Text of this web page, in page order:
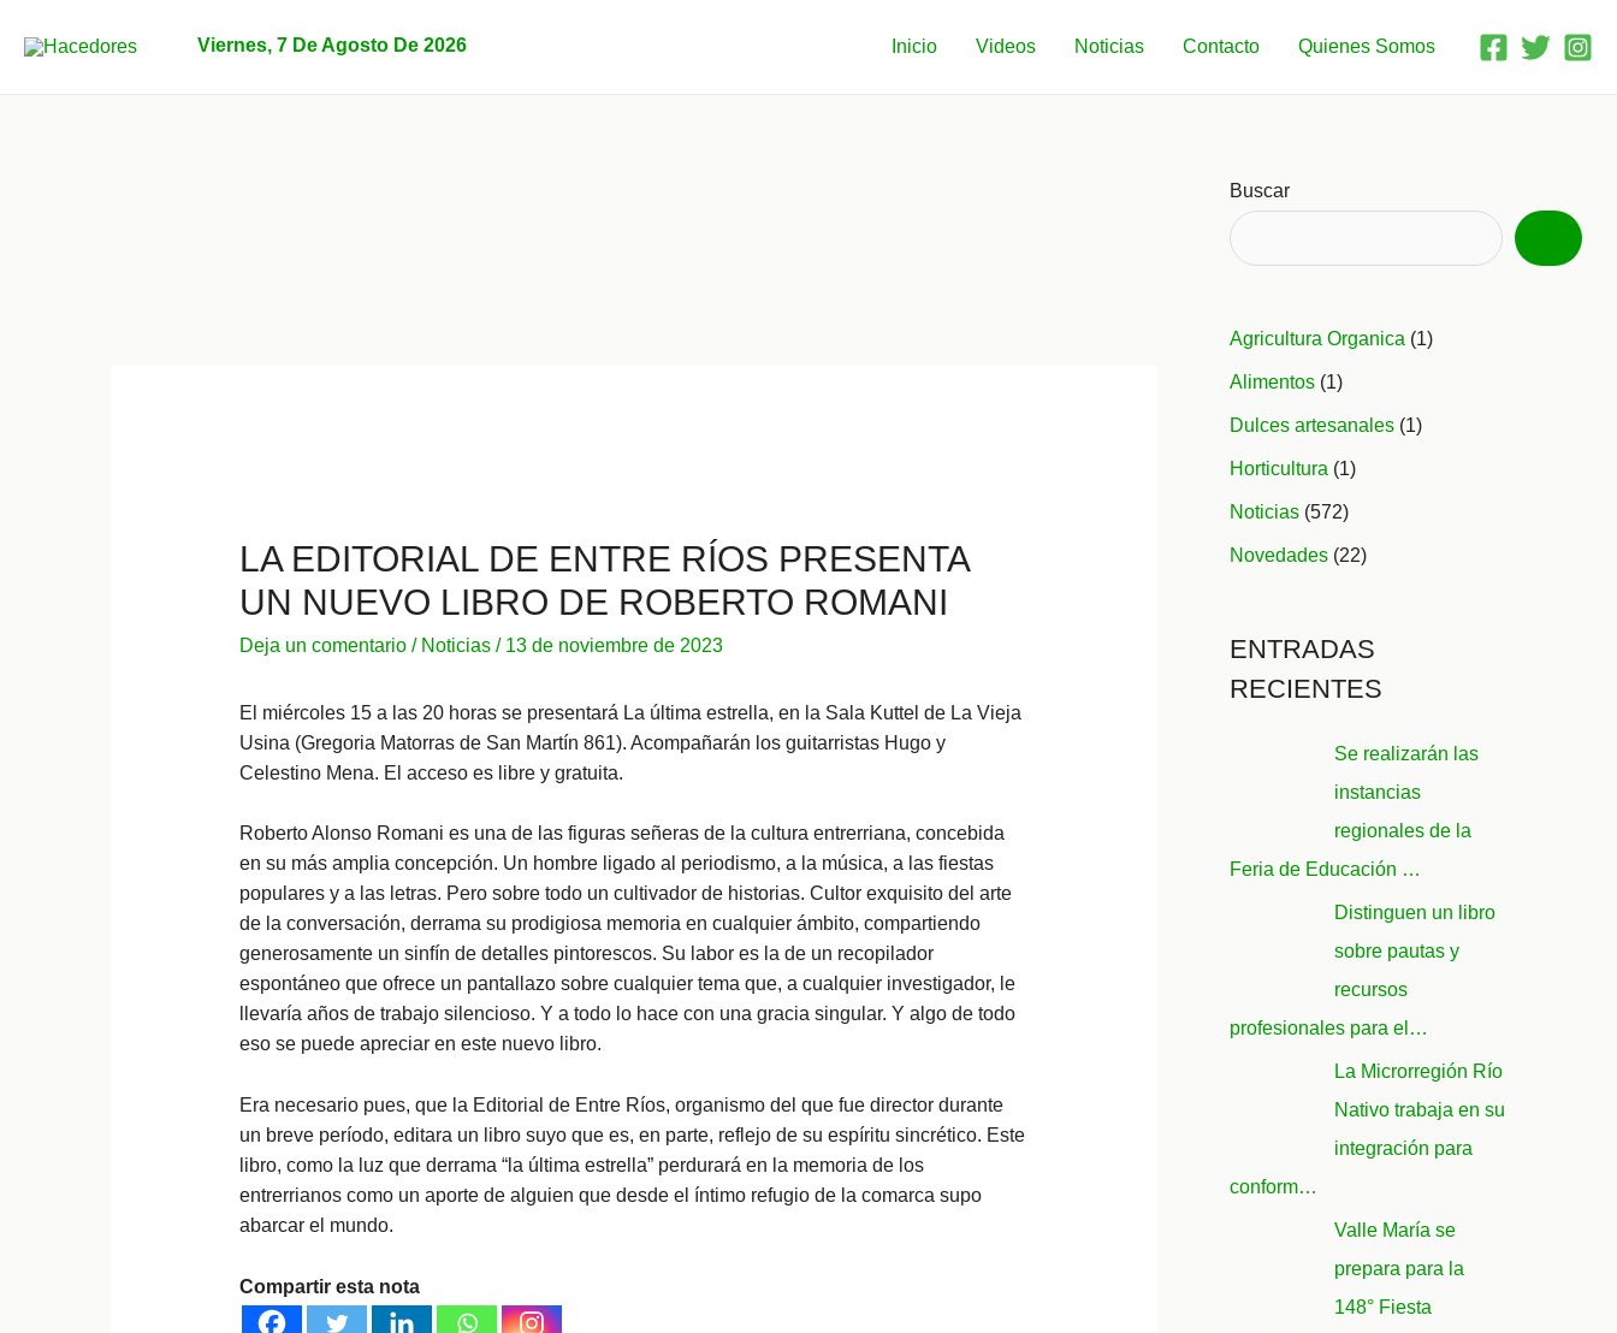
Viernes, 7 De Agosto De 2026 Inicio Videos Noticias Contacto Quienes Somos
LA EDITORIAL DE ENTRE RÍOS PRESENTA
UN NUEVO LIBRO DE ROBERTO ROMANI
Deja un comentario / Noticias/ 13 de noviembre de 2023
El miércoles 15 a las 20 horas se presentará La última estrella, en la Sala Kuttel de La Vieja
Usina (Gregoria Matorras de San Martín 861). Acompañarán los guitarristas Hugo y
Celestino Mena. El acceso es libre y gratuita.
Roberto Alonso Romani es una de las figuras señeras de la cultura entrerriana, concebida
en su más amplia concepción. Un hombre ligado al periodismo, a la música, a las fiestas
populares y a las letras. Pero sobre todo un cultivador de historias. Cultor exquisito del arte
de la conversación, derrama su prodigiosa memoria en cualquier ámbito, compartiendo
generosamente un sinfín de detalles pintorescos. Su labor es la de un recopilador
espontáneo que ofrece un pantallazo sobre cualquier tema que, a cualquier investigador, le
llevaría años de trabajo silencioso. Y a todo lo hace con una gracia singular. Y algo de todo
eso se puede apreciar en este nuevo libro.
Era necesario pues, que la Editorial de Entre Ríos, organismo del que fue director durante
un breve período, editara un libro suyo que es, en parte, reflejo de su espíritu sincrético. Este
libro, como la luz que derrama “la última estrella” perdurará en la memoria de los
entrerrianos como un aporte de alguien que desde el íntimo refugio de la comarca supo
abarcar el mundo.
Compartir esta nota
Buscar
Agricultura Organica (1)
Alimentos (1)
Dulces artesanales (1)
Horticultura (1)
Noticias (572)
Novedades (22)
ENTRADAS
RECIENTES
Se realizarán las
instancias
regionales de la
Feria de Educación …
Distinguen un libro
sobre pautas y
recursos
profesionales para el…
La Microrregión Río
Nativo trabaja en su
integración para
conform…
Valle María se
prepara para la
148° Fiesta